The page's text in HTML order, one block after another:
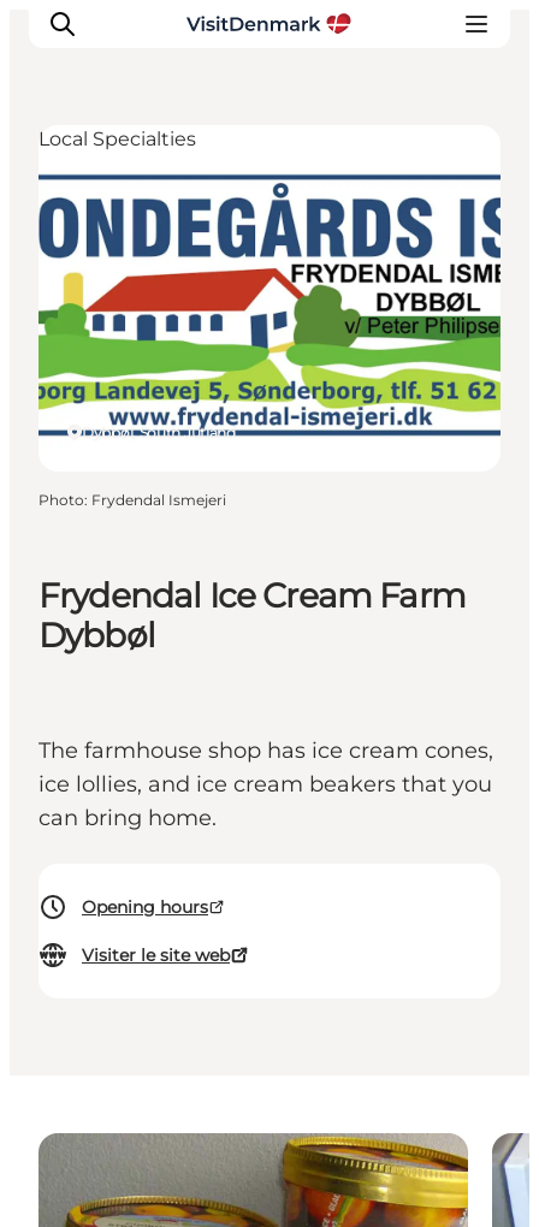
Inspirations
Destinations
Quoi faire
Hébergements
Planifiez votre voyage
Frydendal Ice Cream Farm
Dybbøl
The farmhouse shop has ice cream cones,
ice lollies, and ice cream beakers that you
can bring home.
Opening hours
Visiter le site web
Dybbøl, South Jutland
Local Specialties
Photo: Frydendal Ismejeri